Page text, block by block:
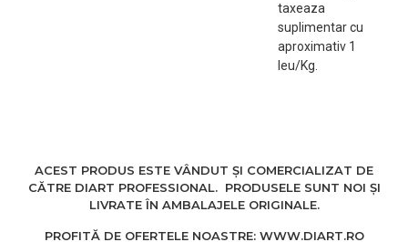
taxeaza
suplimentar cu
aproximativ 1
leu/Kg.
ACEST PRODUS ESTE VÂNDUT ȘI COMERCIALIZAT DE
CĂTRE DIART PROFESSIONAL. PRODUSELE SUNT NOI ȘI
LIVRATE ÎN AMBALAJELE ORIGINALE.
PROFITĂ DE OFERTELE NOASTRE: WWW.DIART.RO